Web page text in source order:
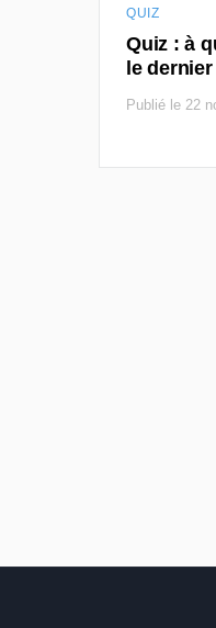
QUIZ
Quiz : à
le
Publié le 22